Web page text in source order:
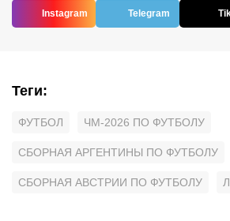
Instagram Telegram
Теги:
ФУТБОЛ ЧМ-2026 ПО ФУТБОЛУ
СБОРНАЯ АРГЕНТИНЫ ПО ФУТБОЛУ
СБОРНАЯ АВСТРИИ ПО ФУТБОЛУ